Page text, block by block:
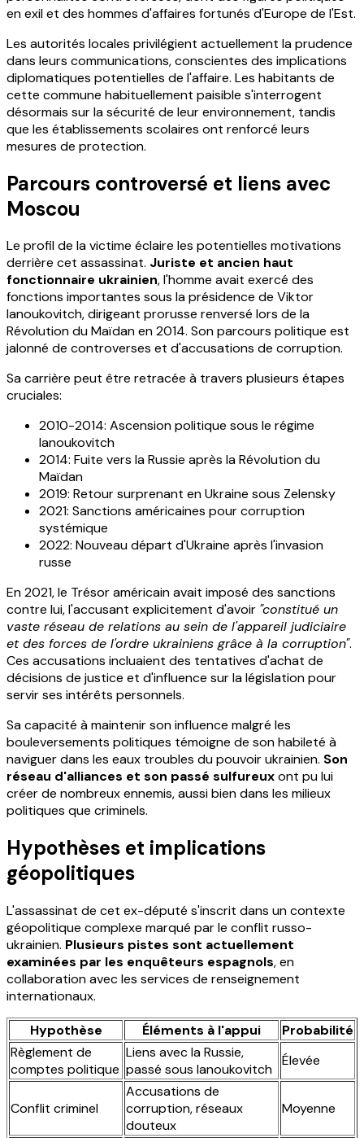
en exil et des hommes d'affaires fortunés d'Europe de l'Est.
Les autorités locales privilégient actuellement la prudence
dans leurs communications, conscientes des implications
diplomatiques potentielles de l'affaire. Les habitants de
cette commune habituellement paisible s'interrogent
désormais sur la sécurité de leur environnement, tandis
que les établissements scolaires ont renforcé leurs
mesures de protection.
Parcours controversé et liens avec
Moscou
Le profil de la victime éclaire les potentielles motivations
derrière cet assassinat. Juriste et ancien haut
fonctionnaire ukrainien, l'homme avait exercé des
fonctions importantes sous la présidence de Viktor
Ianoukovitch, dirigeant prorusse renversé lors de la
Révolution du Maïdan en 2014. Son parcours politique est
jalonné de controverses et d'accusations de corruption.
Sa carrière peut être retracée à travers plusieurs étapes
cruciales:
2010-2014: Ascension politique sous le régime
Ianoukovitch
2014: Fuite vers la Russie après la Révolution du
Maïdan
2019: Retour surprenant en Ukraine sous Zelensky
2021: Sanctions américaines pour corruption
systémique
2022: Nouveau départ d'Ukraine après l'invasion
russe
En 2021, le Trésor américain avait imposé des sanctions
contre lui, l'accusant explicitement d'avoir "constitué un
vaste réseau de relations au sein de l'appareil judiciaire
et des forces de l'ordre ukrainiens grâce à la corruption".
Ces accusations incluaient des tentatives d'achat de
décisions de justice et d'influence sur la législation pour
servir ses intérêts personnels.
Sa capacité à maintenir son influence malgré les
bouleversements politiques témoigne de son habileté à
naviguer dans les eaux troubles du pouvoir ukrainien. Son
réseau d'alliances et son passé sulfureuxont pu lui
créer de nombreux ennemis, aussi bien dans les milieux
politiques que criminels.
Hypothèses et implications
géopolitiques
L'assassinat de cet ex-député s'inscrit dans un contexte
géopolitique complexe marqué par le conflit russo-
ukrainien. Plusieurs pistes sont actuellement
examinées par les enquêteurs espagnols, en
collaboration avec les services de renseignement
internationaux.
Hypothèse
Éléments à l'appui
Probabilité
Règlement de
comptes politique
Liens avec la Russie,
passé sous Ianoukovitch
Élevée
Conflit criminel
Accusations de
corruption, réseaux
douteux
Moyenne